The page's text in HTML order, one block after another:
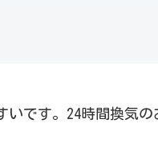
です。24時間換気の